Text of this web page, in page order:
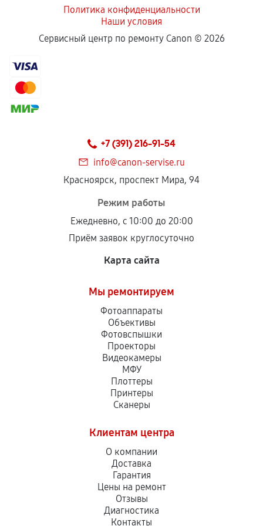
Политика конфиденциальности
Наши условия
Сервисный центр по ремонту Canon © 2026
+7 (391) 216-91-54
info@canon-servise.ru
Красноярск, проспект Мира, 94
Режим работы
Ежедневно, с 10:00 до 20:00
Приём заявок круглосуточно
Карта сайта
Мы ремонтируем
Фотоаппараты
Объективы
Фотовспышки
Проекторы
Видеокамеры
МФУ
Плоттеры
Принтеры
Сканеры
Клиентам центра
О компании
Доставка
Гарантия
Цены на ремонт
Отзывы
Диагностика
Контакты